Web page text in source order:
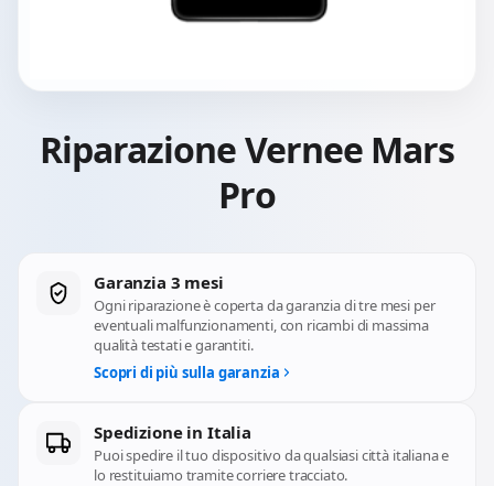
Riparazione Vernee Mars
Pro
Garanzia 3 mesi
Ogni riparazione è coperta da garanzia di tre mesi per
eventuali malfunzionamenti, con ricambi di massima
qualità testati e garantiti.
Scopri di più sulla garanzia
Spedizione in Italia
Puoi spedire il tuo dispositivo da qualsiasi città italiana e
lo restituiamo tramite corriere tracciato.